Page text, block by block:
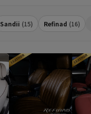
Sandii (15) Refinad (16)